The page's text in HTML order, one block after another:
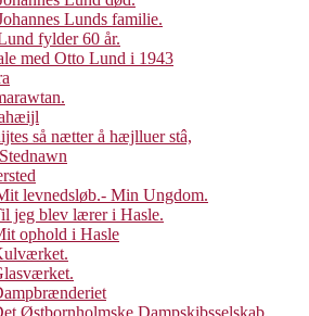
Lunds familie.
fylder 60 år.
med Otto Lund i 1943
så nætter å hæjlluer stâ,
levnedsløb.- Min Ungdom.
jeg blev lærer i Hasle.
ophold i Hasle